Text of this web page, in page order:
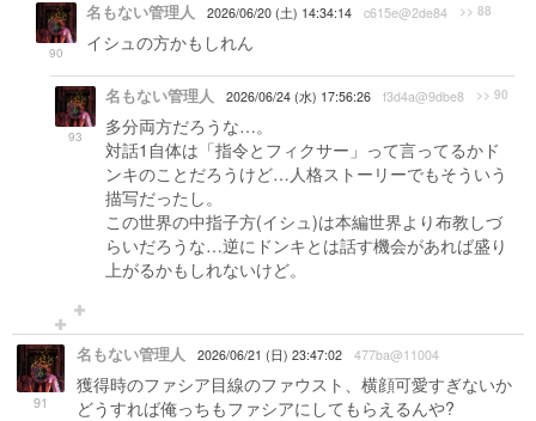
90
名もない管理人 2026/06/20 (土) 14:34:14 c615e@2de84 >> 88
イシュの方かもしれん
93
名もない管理人 2026/06/24 (水) 17:56:26 f3d4a@9dbe8 >> 90
多分両方だろうな…。
対話1自体は「指令とフィクサー」って言ってるかド
ンキのことだろうけど…人格ストーリーでもそういう
描写だったし。
この世界の中指子方(イシュ)は本編世界より布教しづ
らいだろうな…逆にドンキとは話す機会があれば盛り
上がるかもしれないけど。
91
名もない管理人 2026/06/21 (日) 23:47:02 477ba@11004
獲得時のファシア目線のファウスト、横顔可愛すぎないか
どうすれば俺っちもファシアにしてもらえるんや?